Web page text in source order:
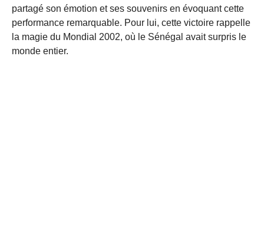
partagé son émotion et ses souvenirs en évoquant cette
performance remarquable. Pour lui, cette victoire rappelle
la magie du Mondial 2002, où le Sénégal avait surpris le
monde entier.